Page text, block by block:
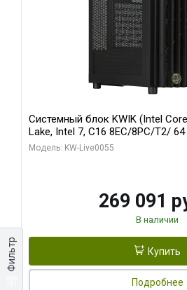
Фильтр
Системный блок KWIK (Intel
Lake, Intel 7, C16 8EC/8PC/T2/
MSI RTX5080 SHADOW 3X OC
Модель: KW-Live0055
269 091
В наличии
Купить
Подробнее